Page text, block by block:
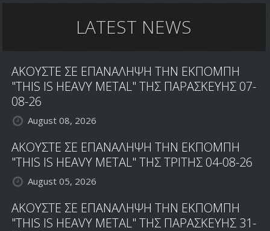
THEIR
EXCILEOSIS
LATEST NEWS
ΑΚΟΥΣΤΕ ΣΕ ΕΠΑΝΑΛΗΨΗ ΤΗΝ ΕΚΠΟΜΠΗ
"THIS IS HEAVY METAL" ΤΗΣ ΠΑΡΑΣΚΕΥΗΣ 07-
08-26
August 08, 2026
ΑΚΟΥΣΤΕ ΣΕ ΕΠΑΝΑΛΗΨΗ ΤΗΝ ΕΚΠΟΜΠΗ
"THIS IS HEAVY METAL" ΤΗΣ ΤΡΙΤΗΣ 04-08-26
August 05, 2026
ΑΚΟΥΣΤΕ ΣΕ ΕΠΑΝΑΛΗΨΗ ΤΗΝ ΕΚΠΟΜΠΗ
"THIS IS HEAVY METAL" ΤΗΣ ΠΑΡΑΣΚΕΥΗΣ 31-